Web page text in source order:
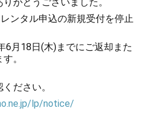
ンタル申込の新規受付を停止
6月18日(木)までにご返却また
。
ださい。
lp/notice/